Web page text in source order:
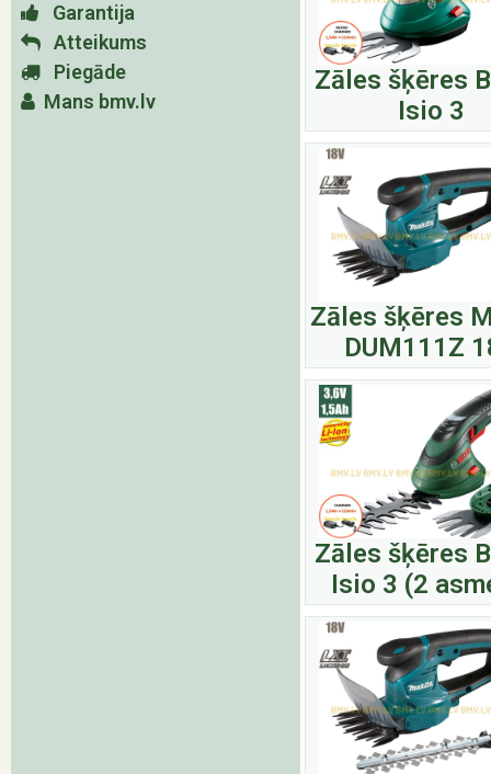
Garantija
Atteikums
Piegāde
Mans bmv.lv
Zāles šķēres
Isio 3
Zāles šķēres
DUM111Z
Zāles šķēres
Isio 3 (2